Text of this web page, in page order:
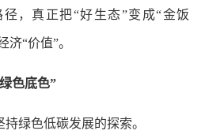
，真正把“好生态”变成“金饭
济“价值”。
色底色”
绿色低碳发展的探索。